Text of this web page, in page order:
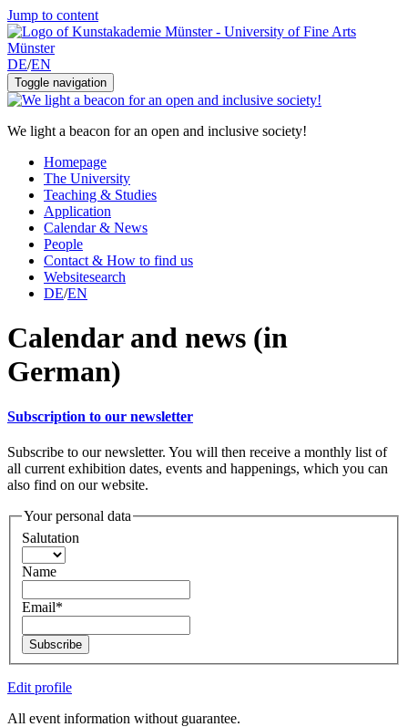
Jump to content
DE/EN
Toggle navigation
We light a beacon for an open and inclusive society!
Homepage
The University
Teaching & Studies
Application
Calendar & News
People
Contact & How to find us
Websitesearch
DE/EN
Calendar and news (in
German)
Subscription to our newsletter
Subscribe to our newsletter. You will then receive a monthly list of
all current exhibition dates, events and happenings, which you can
also find on our website.
Your personal data
Salutation
Name
Email*
Subscribe
Edit profile
All event information without guarantee.